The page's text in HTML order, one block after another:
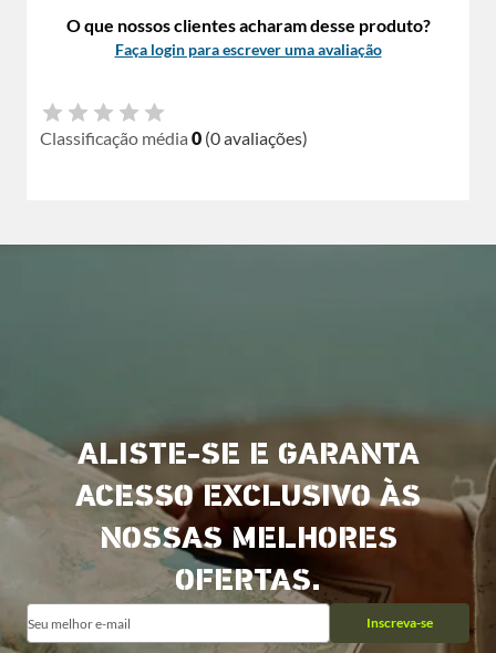
O que nossos clientes acharam desse produto?
Faça login para escrever uma avaliação
Classificação média 0 (0 avaliações)
ALISTE-SE E GARANTA
ACESSO EXCLUSIVO ÀS
NOSSAS MELHORES
OFERTAS.
Inscreva-se